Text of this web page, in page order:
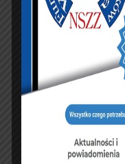
“Uroczysta” odprawa
Wiceministra
kierownictwem
Służby Więziennej